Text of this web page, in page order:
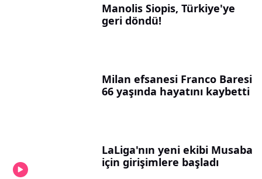
Manolis Siopis, Türkiye'ye
geri döndü!
Milan efsanesi Franco Baresi
66 yaşında hayatını kaybetti
LaLiga'nın yeni ekibi Musaba
için girişimlere başladı